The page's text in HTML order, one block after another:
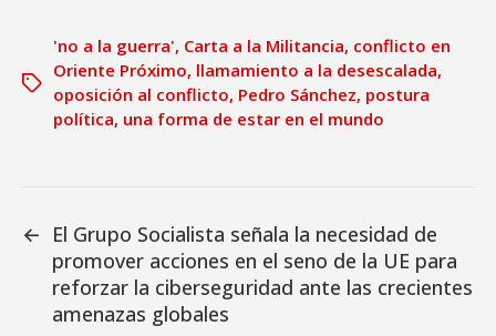
'no a la guerra', Carta a la Militancia, conflicto en
Oriente Próximo, llamamiento a la desescalada,
oposición al conflicto, Pedro Sánchez, postura
política, una forma de estar en el mundo
← El Grupo Socialista señala la necesidad de
promover acciones en el seno de la UE para
reforzar la ciberseguridad ante las crecientes
amenazas globales